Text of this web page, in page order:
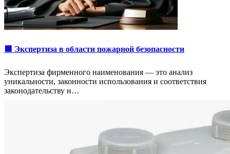
🟥 Экспертиза в области пожарной безопасности
Экспертиза фирменного наименования — это анализ
уникальности, законности использования и соответствия
законодательству н…